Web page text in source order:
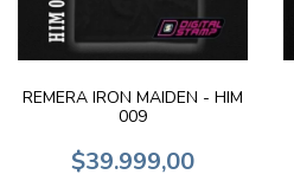
REMERA IRON MAIDEN - HIM
009
$39.999,00